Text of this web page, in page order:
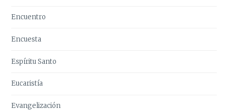
Encuentro
Encuesta
Espíritu Santo
Eucaristía
Evangelización